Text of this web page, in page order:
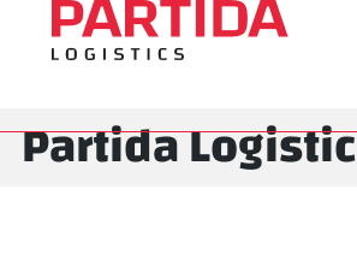
Partida Logistic